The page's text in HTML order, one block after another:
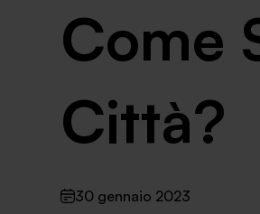
Come
Città?
30 gennaio 2023